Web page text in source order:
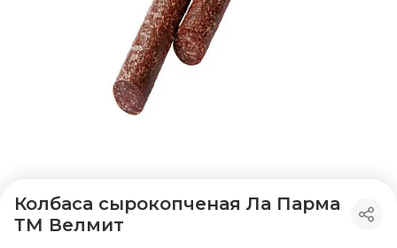
Колбаса сырокопченая Ла Парма
ТМ Велмит